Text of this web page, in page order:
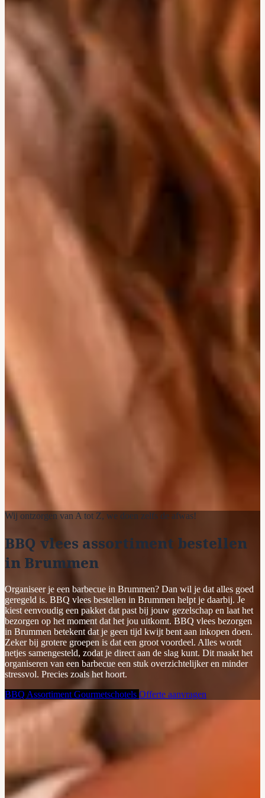
Wij ontzorgen van A tot Z, we doen zelfs de afwas!
BBQ vlees assortiment bestellen
in Brummen
Organiseer je een barbecue in Brummen? Dan wil je dat alles goed
geregeld is. BBQ vlees bestellen in Brummen helpt je daarbij. Je
kiest eenvoudig een pakket dat past bij jouw gezelschap en laat het
bezorgen op het moment dat het jou uitkomt. BBQ vlees bezorgen
in Brummen betekent dat je geen tijd kwijt bent aan inkopen doen.
Zeker bij grotere groepen is dat een groot voordeel. Alles wordt
netjes samengesteld, zodat je direct aan de slag kunt. Dit maakt het
organiseren van een barbecue een stuk overzichtelijker en minder
stressvol. Precies zoals het hoort.
BBQ Assortiment Gourmetschotels Offerte aanvragen